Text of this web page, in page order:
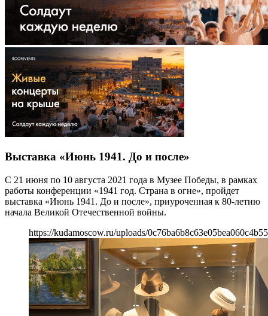
Выставка «Июнь 1941. До и после»
С 21 июня по 10 августа 2021 года в Музее Победы, в рамках
работы конференции «1941 год. Страна в огне», пройдет
выставка «Июнь 1941. До и после», приуроченная к 80-летию
начала Великой Отечественной войны.
https://kudamoscow.ru/uploads/